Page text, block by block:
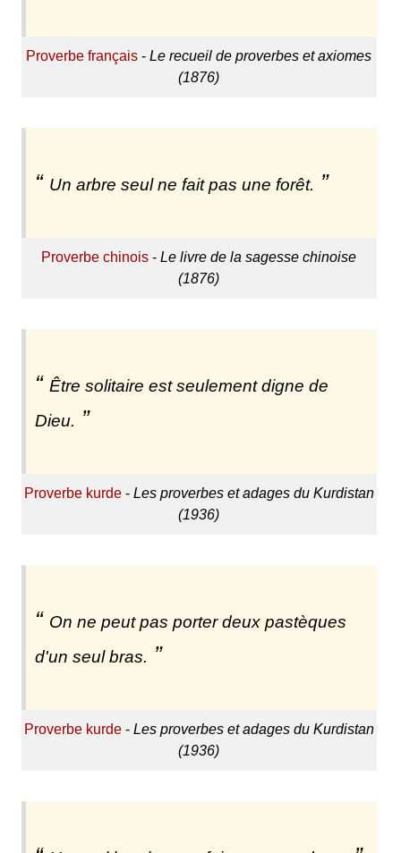
Proverbe français -Le recueil de proverbes et axiomes
(1876)
Un arbre seul ne fait pas une forêt.
Proverbe chinois -Le livre de la sagesse chinoise
(1876)
Être solitaire est seulement digne de
Dieu.
Proverbe kurde- Les proverbes et adages du Kurdistan
(1936)
On ne peut pas porter deux pastèques
d'un seul bras.
Proverbe kurde- Les proverbes et adages du Kurdistan
(1936)